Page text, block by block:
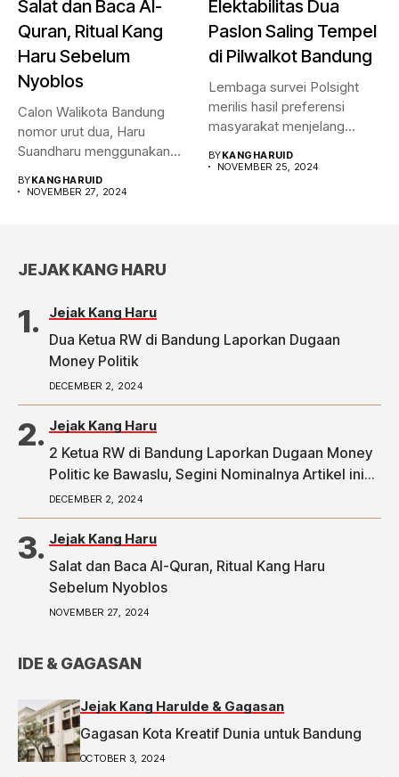
Salat dan Baca Al-
Quran, Ritual Kang
Haru Sebelum
Nyoblos
Calon Walikota Bandung
nomor urut dua, Haru
Suandharu menggunakan
BYKANGHARUID
NOVEMBER 27, 2024
Elektabilitas Dua
Paslon Saling Tempel
di Pilwalkot Bandung
Lembaga survei Polsight
merilis hasil preferensi
masyarakat menjelang
Hasilnya,...
BYKANGHARUID
NOVEMBER 25, 2024
JEJAK KANG HARU
Jejak Kang Haru
Dua Ketua RW di Bandung Laporkan Dugaan
Money Politik
DECEMBER 2, 2024
Jejak Kang Haru
2 Ketua RW di Bandung Laporkan Dugaan Money
Politic ke Bawaslu, Segini Nominalnya Artikel ini
telah tayang di Tribunpriangan.com dengan judul
2 Ketua RW di Bandung Laporkan Dugaan Money
Politic ke Bawaslu, Segini Nominalnya,
https://priangan.tribunnews.com/2024/11/30/2-
ketua-rw-di-bandung-laporkan-dugaan-money-
DECEMBER 2, 2024
Jejak Kang Haru
Salat dan Baca Al-Quran, Ritual Kang Haru
Sebelum Nyoblos
NOVEMBER 27, 2024
IDE & GAGASAN
Jejak Kang HaruIde & Gagasan
Gagasan Kota Kreatif Dunia untuk Bandung
OCTOBER 3, 2024